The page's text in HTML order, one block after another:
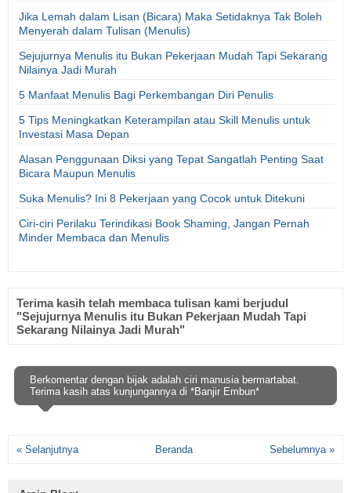
Jika Lemah dalam Lisan (Bicara) Maka Setidaknya Tak Boleh
Menyerah dalam Tulisan (Menulis)
Sejujurnya Menulis itu Bukan Pekerjaan Mudah Tapi Sekarang
Nilainya Jadi Murah
5 Manfaat Menulis Bagi Perkembangan Diri Penulis
5 Tips Meningkatkan Keterampilan atau Skill Menulis untuk
Investasi Masa Depan
Alasan Penggunaan Diksi yang Tepat Sangatlah Penting Saat
Bicara Maupun Menulis
Suka Menulis? Ini 8 Pekerjaan yang Cocok untuk Ditekuni
Ciri-ciri Perilaku Terindikasi Book Shaming, Jangan Pernah
Minder Membaca dan Menulis
Terima kasih telah membaca tulisan kami berjudul
"Sejujurnya Menulis itu Bukan Pekerjaan Mudah Tapi
Sekarang Nilainya Jadi Murah"
Berkomentar dengan bijak adalah ciri manusia bermartabat.
Terima kasih atas kunjungannya di *Banjir Embun*
« Selanjutnya Sebelumnya »
Beranda